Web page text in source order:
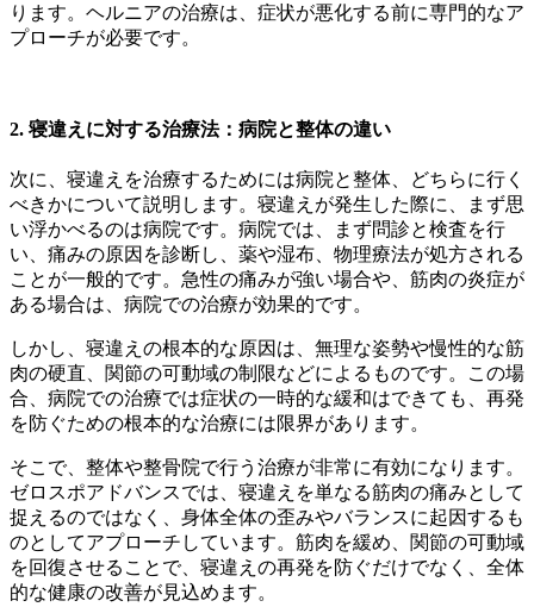
ります。ヘルニアの治療は、症状が悪化する前に専門的なア
プローチが必要です。
2. 寝違えに対する治療法：病院と整体の違い
次に、寝違えを治療するためには病院と整体、どちらに行く
べきかについて説明します。寝違えが発生した際に、まず思
い浮かべるのは病院です。病院では、まず問診と検査を行
い、痛みの原因を診断し、薬や湿布、物理療法が処方される
ことが一般的です。急性の痛みが強い場合や、筋肉の炎症が
ある場合は、病院での治療が効果的です。
しかし、寝違えの根本的な原因は、無理な姿勢や慢性的な筋
肉の硬直、関節の可動域の制限などによるものです。この場
合、病院での治療では症状の一時的な緩和はできても、再発
を防ぐための根本的な治療には限界があります。
そこで、整体や整骨院で行う治療が非常に有効になります。
ゼロスポアドバンスでは、寝違えを単なる筋肉の痛みとして
捉えるのではなく、身体全体の歪みやバランスに起因するも
のとしてアプローチしています。筋肉を緩め、関節の可動域
を回復させることで、寝違えの再発を防ぐだけでなく、全体
的な健康の改善が見込めます。